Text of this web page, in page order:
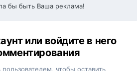
бы быть Ваша реклама!
или войдите в него
чтобы оставить